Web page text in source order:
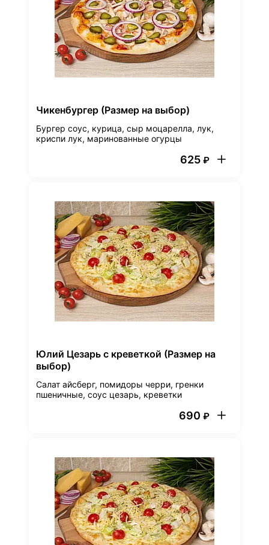
Чикенбургер (Размер на выбор)
Бургер соус, курица, сыр моцарелла, лук,
криспи лук, маринованные огурцы
625 ₽
Юлий Цезарь с креветкой (Размер на
выбор)
Салат айсберг, помидоры черри, гренки
пшеничные, соус цезарь, креветки
690 ₽